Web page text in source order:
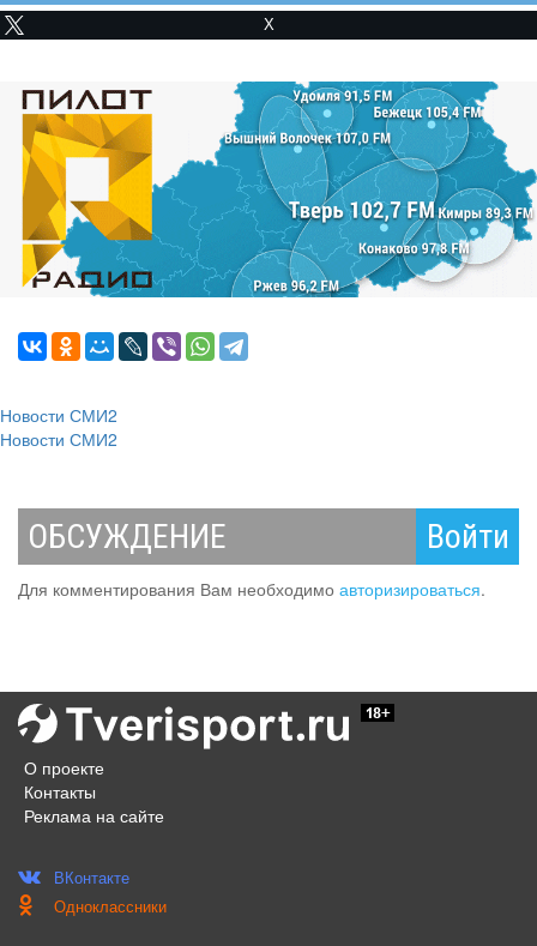
X
Новости СМИ2
Новости СМИ2
ОБСУЖДЕНИЕ Войти
Для комментирования Вам необходимо авторизироваться.
О проекте
Контакты
Реклама на сайте
ВКонтакте
Одноклассники